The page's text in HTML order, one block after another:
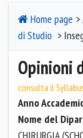
Home page >
di Studio >
Opinioni
consulta il
Anno
Nome del
CHIRURGIA